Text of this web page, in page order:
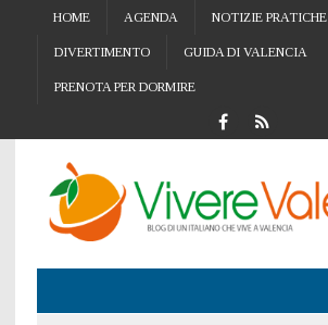
HOME AGENDA NOTIZIE PRATICHE
DIVERTIMENTO GUIDA DI VALENCIA
PRENOTA PER DORMIRE